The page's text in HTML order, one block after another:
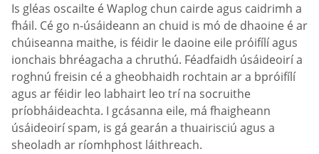
Is gléas oscailte é Waplog chun cairde agus caidrimh a
fháil. Cé go n-úsáideann an chuid is mó de dhaoine é ar
chúiseanna maithe, is féidir le daoine eile próifílí agus
ionchais bhréagacha a chruthú. Féadfaidh úsáideoirí a
roghnú freisin cé a gheobhaidh rochtain ar a bpróifílí
agus ar féidir leo labhairt leo trí na socruithe
príobháideachta. I gcásanna eile, má fhaigheann
úsáideoirí spam, is gá gearán a thuairisciú agus a
sheoladh ar ríomhphost láithreach.